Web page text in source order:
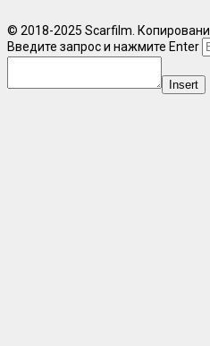
© 2018-2025 Scarfilm.
Введите запрос и нажмите Enter
Insert